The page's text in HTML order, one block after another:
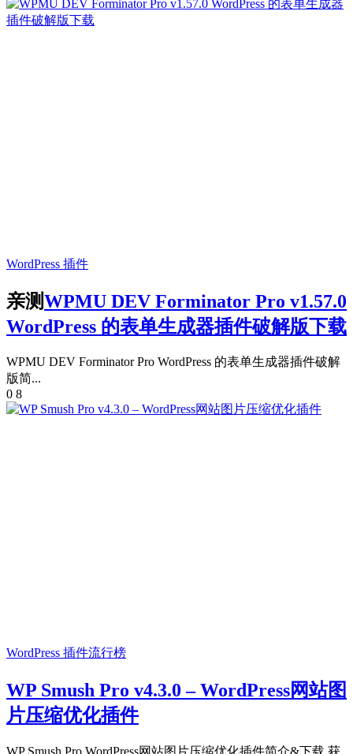
WordPress 插件
亲测WPMU DEV Forminator Pro v1.57.0
WordPress 的表单生成器插件破解版下载
WPMU DEV Forminator Pro WordPress 的表单生成器插件破解
版简...
0 8
WordPress 插件流行榜
WP Smush Pro v4.3.0 – WordPress网站图
片压缩优化插件